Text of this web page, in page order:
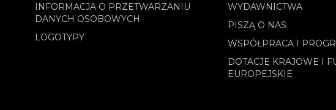
INFORMACJA O PRZETWARZANIU
DANYCH OSOBOWYCH
LOGOTYPY
WYDAWNICTWA
PISZĄ O NAS
WSPÓŁPRACA I
DOTACJE KRAJOWE I
EUROPEJSKIE